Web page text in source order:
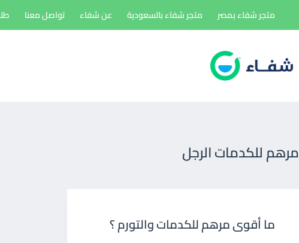
إلى
متجر شفاء بمصر متجر شفاء بالسعودية عن شفاء تواصل معنا
مرهم للكدمات الرجل
ما أقوى مرهم للكدمات والتورم ؟